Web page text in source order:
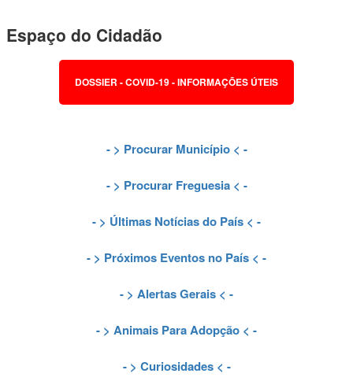
Espaço do Cidadão
DOSSIER - COVID-19 - INFORMAÇÕES ÚTEIS
- > Procurar Município< -
- > Procurar Freguesia< -
- > Últimas Notícias do País < -
- > Próximos Eventos no País < -
- > Alertas Gerais < -
- > Animais Para Adopção < -
- > Curiosidades< -